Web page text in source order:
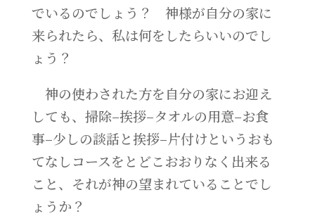
でいるのでしょう？ 神様が自分の家に
来られたら、私は何をしたらいいのでし
ょう？
神の使わされた方を自分の家にお迎え
しても、掃除–挨拶–タオルの用意–お食
事–少しの談話と挨拶–片付けというおも
てなしコースをとどこおおりなく出来る
こと、それが神の望まれていることでし
ょうか？